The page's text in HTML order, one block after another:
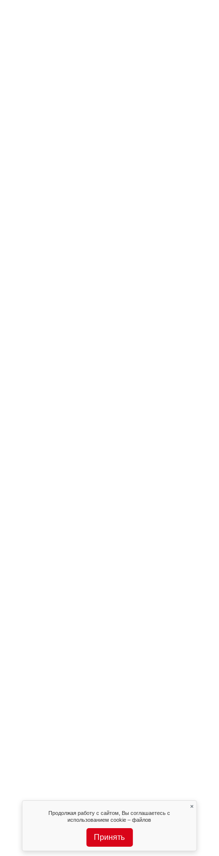
Продолжая работу с сайтом, Вы соглашаетесь с
использованием cookie – файлов
Принять
×